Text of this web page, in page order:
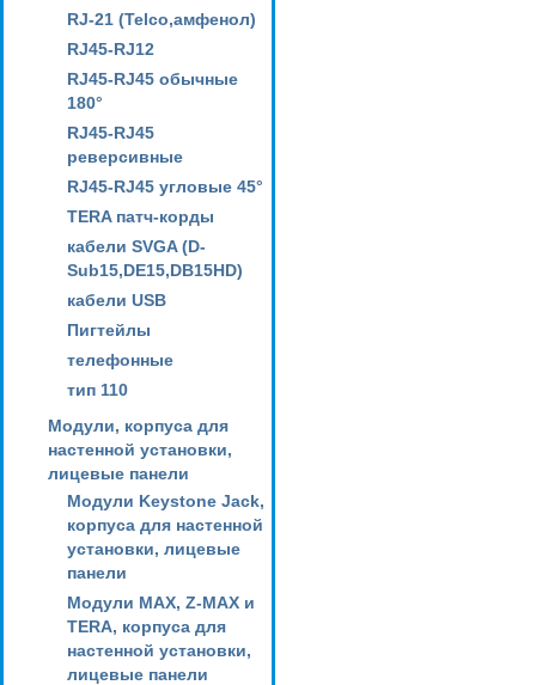
RJ-21 (Telco,амфенол)
RJ45-RJ12
RJ45-RJ45 обычные
180°
RJ45-RJ45
реверсивные
RJ45-RJ45 угловые 45°
TERA патч-корды
кабели SVGA (D-
Sub15,DE15,DB15HD)
кабели USB
Пигтейлы
телефонные
тип 110
Модули, корпуса для
настенной установки,
лицевые панели
Модули Keystone Jack,
корпуса для настенной
установки, лицевые
панели
Модули MAX, Z-MAX и
TERA, корпуса для
настенной установки,
лицевые панели